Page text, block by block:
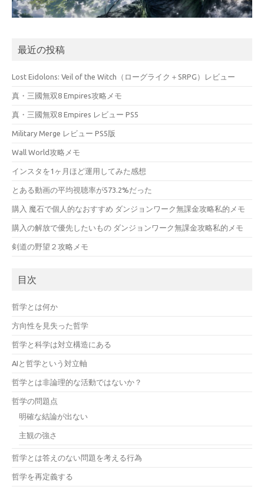
最近の投稿
Lost Eidolons: Veil of the Witch（ローグライク＋SRPG）レビュー
真・三國無双8 Empires攻略メモ
真・三國無双8 Empires レビュー PS5
Military Merge レビュー PS5版
Wall World攻略メモ
インスタを1ヶ月ほど運用してみた感想
とある動画の平均視聴率が573.2%だった
購入 魔石で個人的なおすすめ ダンジョンワーク無課金攻略私的メモ
購入の解放で優先したいもの ダンジョンワーク無課金攻略私的メモ
剣道の野望２攻略メモ
目次
哲学とは何か
方向性を見失った哲学
哲学と科学は対立構造にある
AIと哲学という対立軸
哲学とは非論理的な活動ではないか？
哲学の問題点
明確な結論が出ない
主観の強さ
哲学とは答えのない問題を考える行為
哲学を再定義する